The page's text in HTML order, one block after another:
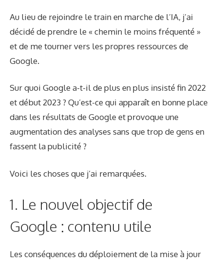
Au lieu de rejoindre le train en marche de l’IA, j’ai
décidé de prendre le « chemin le moins fréquenté »
et de me tourner vers les propres ressources de
Google.
Sur quoi Google a-t-il de plus en plus insisté fin 2022
et début 2023 ? Qu’est-ce qui apparaît en bonne place
dans les résultats de Google et provoque une
augmentation des analyses sans que trop de gens en
fassent la publicité ?
Voici les choses que j’ai remarquées.
1. Le nouvel objectif de
Google : contenu utile
Les conséquences du déploiement de la mise à jour